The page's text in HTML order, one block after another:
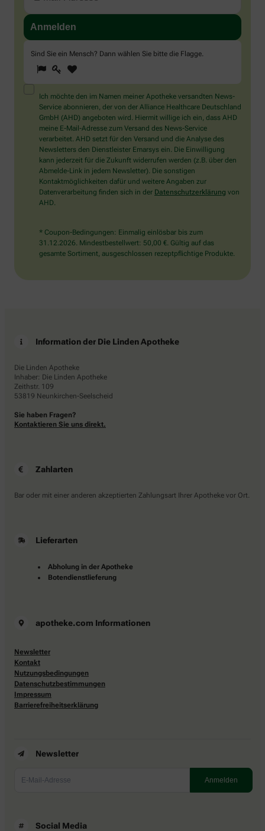
Sind Sie ein Mensch? Dann wählen Sie bitte die Flagge.
Sind
Sie
ein
Mensch?
Dann
wählen
Sie
bitte
die
Flagge.
1 2
Ich möchte den im Namen meiner Apotheke versandten News-
Service abonnieren, der von der Alliance Healthcare Deutschland
GmbH (AHD) angeboten wird. Hiermit willige ich ein, dass AHD
meine E-Mail-Adresse zum Versand des News-Service
verarbeitet. AHD setzt für den Versand und die Analyse des
Newsletters den Dienstleister Emarsys ein. Die Einwilligung
kann jederzeit für die Zukunft widerrufen werden (z.B. über den
Abmelde-Link in jedem Newsletter). Die sonstigen
Kontaktmöglichkeiten dafür und weitere Angaben zur
Datenverarbeitung finden sich in der Datenschutzerklärung von
AHD.
* Coupon-Bedingungen: Einmalig einlösbar bis zum
31.12.2026. Mindestbestellwert: 50,00 €. Gültig auf das
gesamte Sortiment, ausgeschlossen rezeptpflichtige Produkte.
Information der Die Linden Apotheke
Die Linden Apotheke
Inhaber: Die Linden Apotheke
Zeithstr. 109
53819 Neunkirchen-Seelscheid
Sie haben Fragen?
Kontaktieren Sie uns direkt.
Zahlarten
Bar oder mit einer anderen akzeptierten Zahlungsart Ihrer Apotheke vor Ort.
Lieferarten
Abholung in der Apotheke
Botendienstlieferung
apotheke.com Informationen
Newsletter
Kontakt
Nutzungsbedingungen
Datenschutzbestimmungen
Impressum
Barrierefreiheitserklärung
Newsletter
Social Media